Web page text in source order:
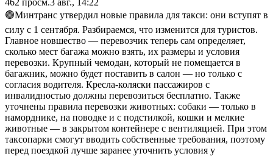
🟢Минтранс утвердил новые правила для такси: они вступят в
силу с 1 сентября. Разбираемся, что изменится для туристов.
Главное новшество — перевозчик теперь сам определяет,
сколько мест багажа можно взять, их размеры и условия
перевозки. Крупный чемодан, который не помещается в
багажник, можно будет поставить в салон — но только с
согласия водителя. Кресла-коляски пассажиров с
инвалидностью должны перевозиться бесплатно. Также
уточнены правила перевозки животных: собаки — только в
наморднике, на поводке и с подстилкой, кошки и мелкие
животные — в закрытом контейнере с вентиляцией. При этом
таксопарки смогут вводить собственные требования, поэтому
перед поездкой лучше заранее уточнить условия у